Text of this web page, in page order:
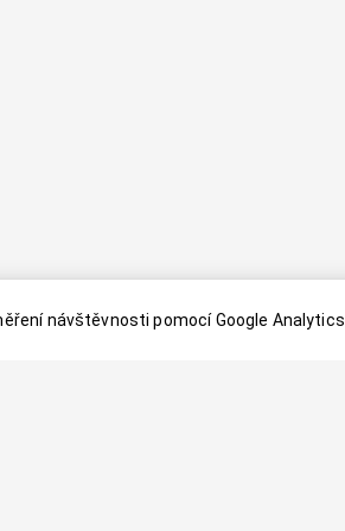
návštěvnosti pomocí Google Analytics.